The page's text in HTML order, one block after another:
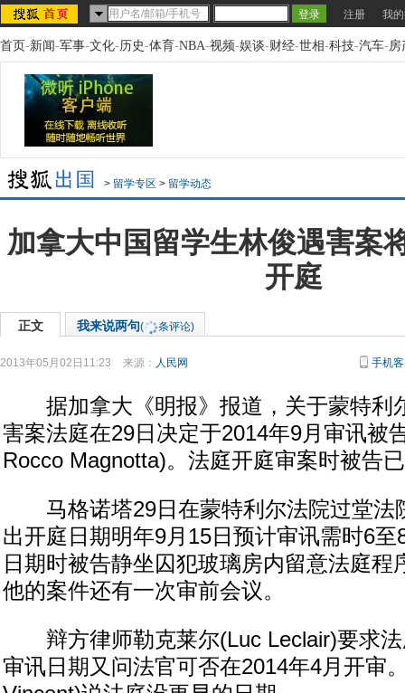
注册 我
首页-新闻-军事-文化-历史-体育-NBA-视频-娱谈-财经-世相-科技-汽车-房
> 留学专区 > 留学动态
加拿大中国留学生林俊遇害案
开庭
正文 我来说两句( 条评论)
2013年05月02日11:23 来源： 人民网 手机
据加拿大《明报》报道，关于蒙特利
害案法庭在29日决定于2014年9月审讯被
Rocco Magnotta)。法庭开庭审案时被告
马格诺塔29日在蒙特利尔法院过堂法
出开庭日期明年9月15日预计审讯需时6
日期时被告静坐囚犯玻璃房内留意法庭程
他的案件还有一次审前会议。
辩方律师勒克莱尔(Luc Leclair)要求法
审讯日期又问法官可否在2014年4月开审